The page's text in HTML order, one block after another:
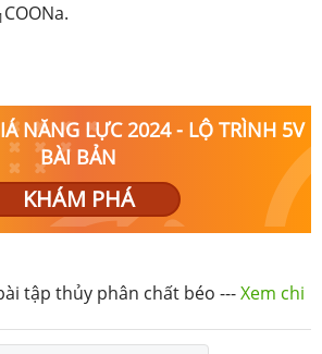
COONa.
NĂNG LỰC 2024 - LỘ TRÌNH 5V
BÀI BẢN
KHÁM PHÁ
tập thủy phân chất béo ---Xem chi